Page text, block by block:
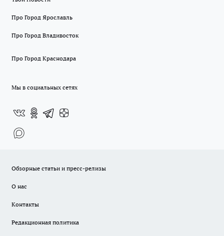
Про Город Ярославль
Про Город Владивосток
Про Город Краснодара
Мы в социальных сетях
Обзорные статьи и пресс-релизы
О нас
Контакты
Редакционная политика